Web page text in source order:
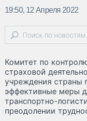
19:50, 12 Апреля 2022
Комитет по
страховой
учреждения страны
эффективные меры
транспортно-
преодолении